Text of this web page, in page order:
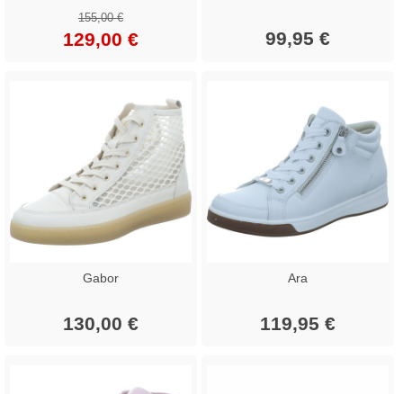
155,00 €
129,00 € 99,95 €
Gabor
130,00 €
Ara
119,95 €